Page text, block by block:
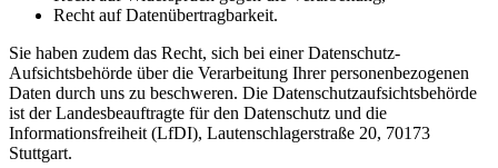
Recht auf Datenübertragbarkeit.
Sie haben zudem das Recht, sich bei einer Datenschutz-
Aufsichtsbehörde über die Verarbeitung Ihrer personenbezogenen
Daten durch uns zu beschweren. Die Datenschutzaufsichtsbehörde
ist der Landesbeauftragte für den Datenschutz und die
Informationsfreiheit (LfDI), Lautenschlagerstraße 20, 70173
Stuttgart.